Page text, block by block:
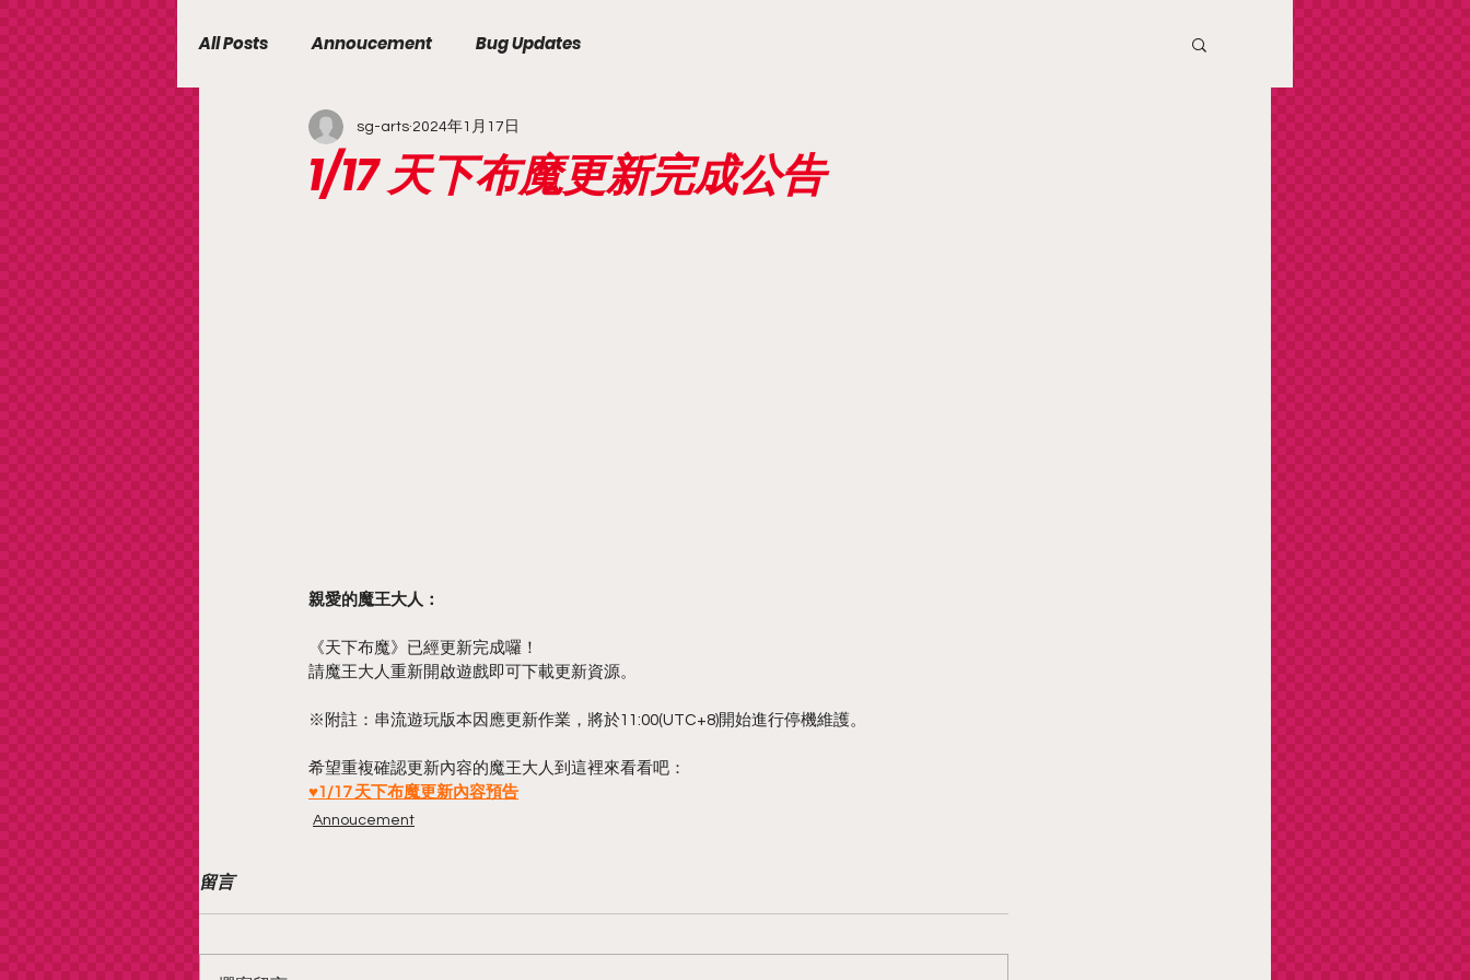
All Posts Annoucement Bug Updates
1/17 天下布魔更新完成公告
sg-arts 2024年1月17日
親愛的魔王大人：
《天下布魔》已經更新完成囉！
請魔王大人重新開啟遊戲即可下載更新資源。
※附註：串流遊玩版本因應更新作業，將於11:00(UTC+8)開始進行停機維護。
希望重複確認更新內容的魔王大人到這裡來看看吧：
♥1/17 天下布魔更新內容預告
Annoucement
留言